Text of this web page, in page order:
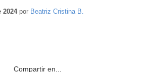
2024por Beatriz Cristina B.